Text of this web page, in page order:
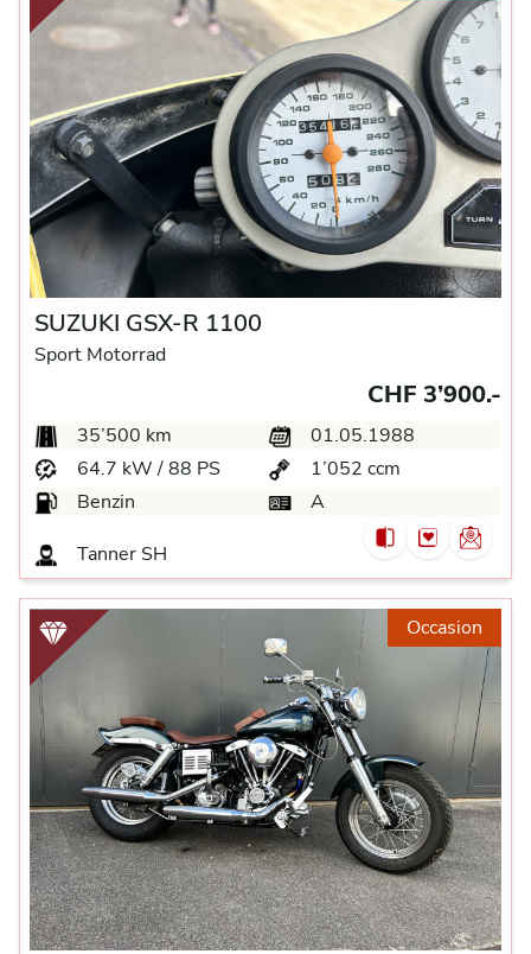
SUZUKI GSX-R 1100
Sport Motorrad
CHF 3’900.-
35’500 km
01.05.1988
64.7 kW / 88 PS
1’052 ccm
Benzin
A
Tanner SH
Occasion